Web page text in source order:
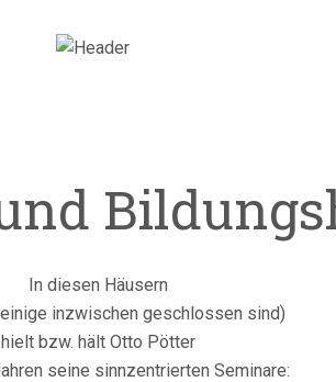
In diesen Häusern
inzwischen geschlossen sind)
hielt bzw. hält Otto Pötter
seine sinnzentrierten Seminare: